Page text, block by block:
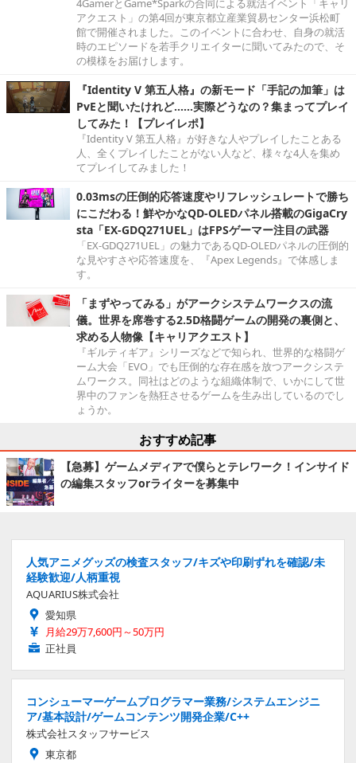
4GamerとGame*Sparkの合同による就活イベント「キャリ
アクエスト」の第4回が東京都立産業貿易センター浜松町
館で開催されました。このイベントに合わせ、自身の就活
時のエピソードを若手クリエイターに聞いてみたので、そ
の模様をお届けします。
『Identity V 第五人格』の新モード「手記の加筆」は
PvEと聞いたけれど……実際どうなの？集まってプレイ
してみた！【プレイレポ】
『Identity V 第五人格』が好きな人やプレイしたことある
人、全くプレイしたことがない人など、様々な4人を集め
てプレイしてみました！
0.03msの圧倒的応答速度やリフレッシュレートで勝ち
にこだわる！鮮やかなQD-OLEDパネル搭載のGigaCry
sta「EX-GDQ271UEL」はFPSゲーマー注目の武器
「EX-GDQ271UEL」の魅力であるQD-OLEDパネルの圧倒的
な見やすさや応答速度を、『Apex Legends』で体感しま
す。
「まずやってみる」がアークシステムワークスの流
儀。世界を席巻する2.5D格闘ゲームの開発の裏側と、
求める人物像【キャリアクエスト】
『ギルティギア』シリーズなどで知られ、世界的な格闘ゲ
ーム大会「EVO」でも圧倒的な存在感を放つアークシステ
ムワークス。同社はどのような組織体制で、いかにして世
界中のファンを熱狂させるゲームを生み出しているのでし
ょうか。
おすすめ記事
【急募】ゲームメディアで僕らとテレワーク！インサイド
の編集スタッフorライターを募集中
人気アニメグッズの検査スタッフ/キズや印刷ずれを確認/未
経験歓迎/人柄重視
AQUARIUS株式会社
愛知県
月給29万7,600円～50万円
正社員
コンシューマーゲームプログラマー業務/システムエンジニ
ア/基本設計/ゲームコンテンツ開発企業/C++
株式会社スタッフサービス
東京都